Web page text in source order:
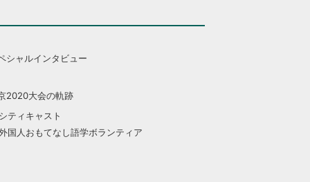
シャルインタビュー
2020大会の軌跡
シティキャスト
国人おもてなし語学ボランティア